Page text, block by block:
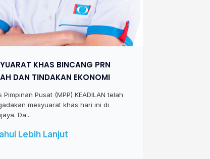
KHAS BINCANG PRN
DAN TINDAKAN EKONOMI
Pimpinan Pusat (MPP) KEADILAN telah
mesyuarat khas hari ini di
Da...
Lebih Lanjut